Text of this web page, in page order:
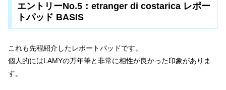
エントリーNo.5：etranger di costarica レポー
トパッド BASIS
これも先程紹介したレポートパッドです。
個人的にはLAMYの万年筆と非常に相性が良かった印象がありま
す。